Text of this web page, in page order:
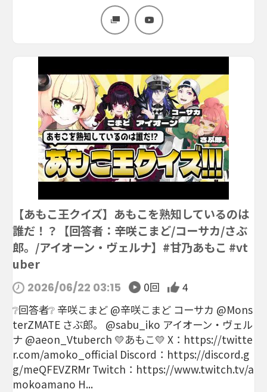
【あもこ王クイズ】あもこを熟知しているのは
誰だ！？【回答者：辛咲こまど/コーサカ/さぶ
郎。/アイオーン・ヴェルナ】#甘乃あもこ #vt
uber
2026/06/22 03:15 0回
4
❔回答者❔ 辛咲こまど @辛咲こまど コーサカ @Mons
terZMATE さぶ郎。 @sabu_iko アイオーン・ヴェル
ナ @aeon_Vtuberch 💛あもこ💛 X：https://twitte
r.com/amoko_official Discord：https://discord.g
g/meQFEVZRMr Twitch：https://www.twitch.tv/a
mokoamano H...